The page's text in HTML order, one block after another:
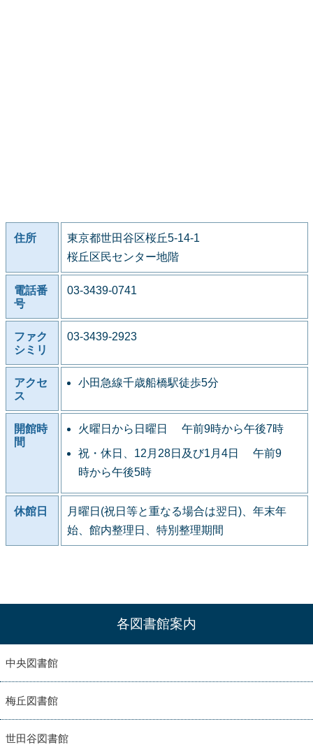
住所
東京都世田谷区桜丘5-14-1
桜丘区民センター地階
電話番
号
03-3439-0741
ファク
シミリ
03-3439-2923
アクセ
ス
小田急線千歳船橋駅徒歩5分
開館時
間
火曜日から日曜日 午前9時から午後7時
祝・休日、12月28日及び1月4日 午前9
時から午後5時
休館日
月曜日(祝日等と重なる場合は翌日)、年末年
始、館内整理日、特別整理期間
各図書館案内
中央図書館
梅丘図書館
世田谷図書館